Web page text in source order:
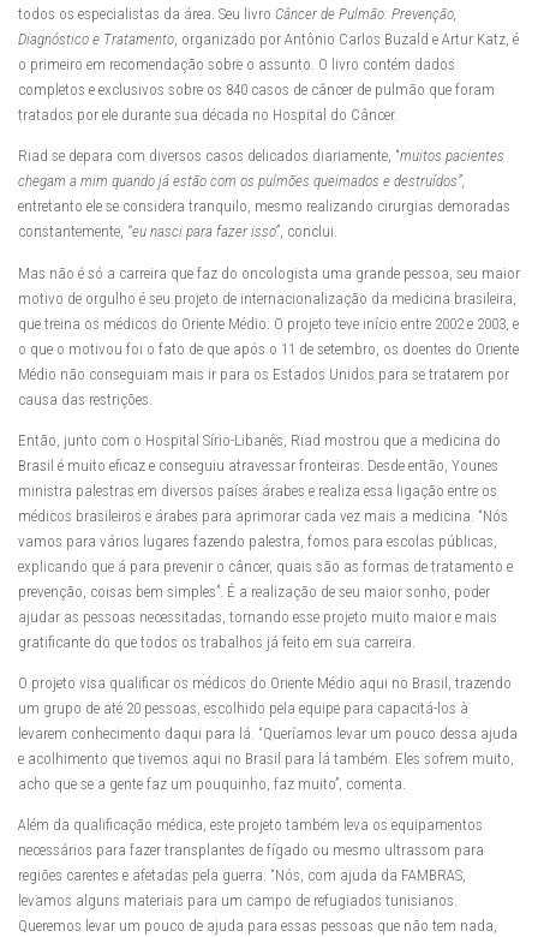
todos os especialistas da área. Seu livro Câncer de Pulmão: Prevenção,
Diagnóstico e Tratamento, organizado por Antônio Carlos Buzald e Artur Katz, é
o primeiro em recomendação sobre o assunto. O livro contém dados
completos e exclusivos sobre os 840 casos de câncer de pulmão que foram
tratados por ele durante sua década no Hospital do Câncer.
Riad se depara com diversos casos delicados diariamente, “muitos pacientes
chegam a mim quando já estão com os pulmões queimados e destruídos”,
entretanto ele se considera tranquilo, mesmo realizando cirurgias demoradas
constantemente, “eu nasci para fazer isso”, conclui.
Mas não é só a carreira que faz do oncologista uma grande pessoa, seu maior
motivo de orgulho é seu projeto de internacionalização da medicina brasileira,
que treina os médicos do Oriente Médio. O projeto teve início entre 2002 e 2003, e
o que o motivou foi o fato de que após o 11 de setembro, os doentes do Oriente
Médio não conseguiam mais ir para os Estados Unidos para se tratarem por
causa das restrições.
Então, junto com o Hospital Sírio-Libanês, Riad mostrou que a medicina do
Brasil é muito eficaz e conseguiu atravessar fronteiras. Desde então, Younes
ministra palestras em diversos países árabes e realiza essa ligação entre os
médicos brasileiros e árabes para aprimorar cada vez mais a medicina. “Nós
vamos para vários lugares fazendo palestra, fomos para escolas públicas,
explicando que á para prevenir o câncer, quais são as formas de tratamento e
prevenção, coisas bem simples”. É a realização de seu maior sonho, poder
ajudar as pessoas necessitadas, tornando esse projeto muito maior e mais
gratificante do que todos os trabalhos já feito em sua carreira.
O projeto visa qualificar os médicos do Oriente Médio aqui no Brasil, trazendo
um grupo de até 20 pessoas, escolhido pela equipe para capacitá-los à
levarem conhecimento daqui para lá. “Queríamos levar um pouco dessa ajuda
e acolhimento que tivemos aqui no Brasil para lá também. Eles sofrem muito,
acho que se a gente faz um pouquinho, faz muito”, comenta.
Além da qualificação médica, este projeto também leva os equipamentos
necessários para fazer transplantes de fígado ou mesmo ultrassom para
regiões carentes e afetadas pela guerra. “Nós, com ajuda da FAMBRAS,
levamos alguns materiais para um campo de refugiados tunisianos.
Queremos levar um pouco de ajuda para essas pessoas que não tem nada,